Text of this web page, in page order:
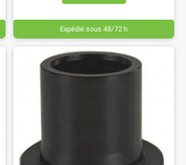
Expédié sous 48/72 h